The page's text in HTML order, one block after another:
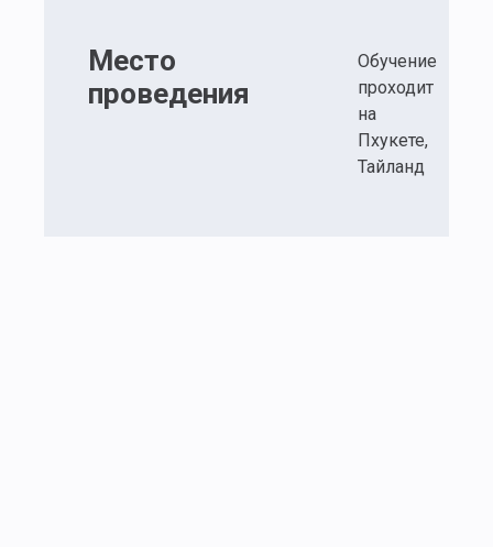
Место
проведения
Обучение
проходит
на
Пхукете,
Тайланд